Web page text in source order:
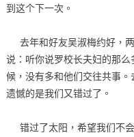
到这个下一次。
去年和好友吴淑梅约好，
说：听你说罗校长夫妇的那
候，没有多和他们交往共事
遗憾的是我们又错过了。
错过了太阳，希望我们不